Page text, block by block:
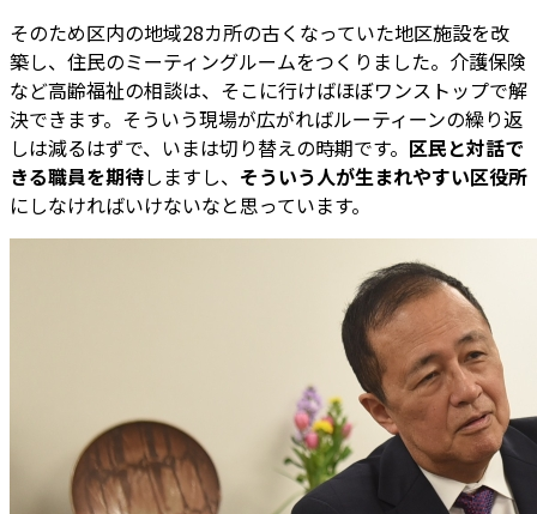
そのため区内の地域28カ所の古くなっていた地区施設を改
築し、住民のミーティングルームをつくりました。介護保険
など高齢福祉の相談は、そこに行けばほぼワンストップで解
決できます。そういう現場が広がればルーティーンの繰り返
しは減るはずで、いまは切り替えの時期です。 区民と対話で
きる職員を期待しますし、 そういう人が生まれやすい区役所
にしなければいけないなと思っています。